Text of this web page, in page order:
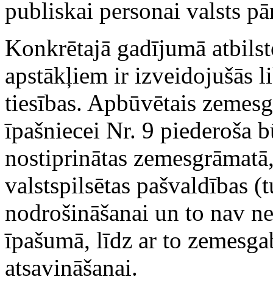
publiskai personai valsts
Konkrētajā gadījumā
apstākļiem ir izveidojušās
tiesības. Apbūvētais
īpašniecei Nr. 9 piederoša
nostiprinātas
valstspilsētas pašvaldības
nodrošināšanai un to nav
īpašumā, līdz ar to
atsavināšanai.